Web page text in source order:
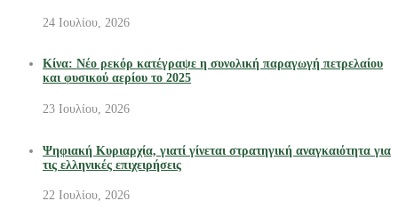
24 Ιουλίου, 2026
Κίνα: Νέο ρεκόρ κατέγραψε η συνολική παραγωγή πετρελαίου
και φυσικού αερίου το 2025
23 Ιουλίου, 2026
Ψηφιακή Κυριαρχία, γιατί γίνεται στρατηγική αναγκαιότητα για
τις ελληνικές επιχειρήσεις
22 Ιουλίου, 2026